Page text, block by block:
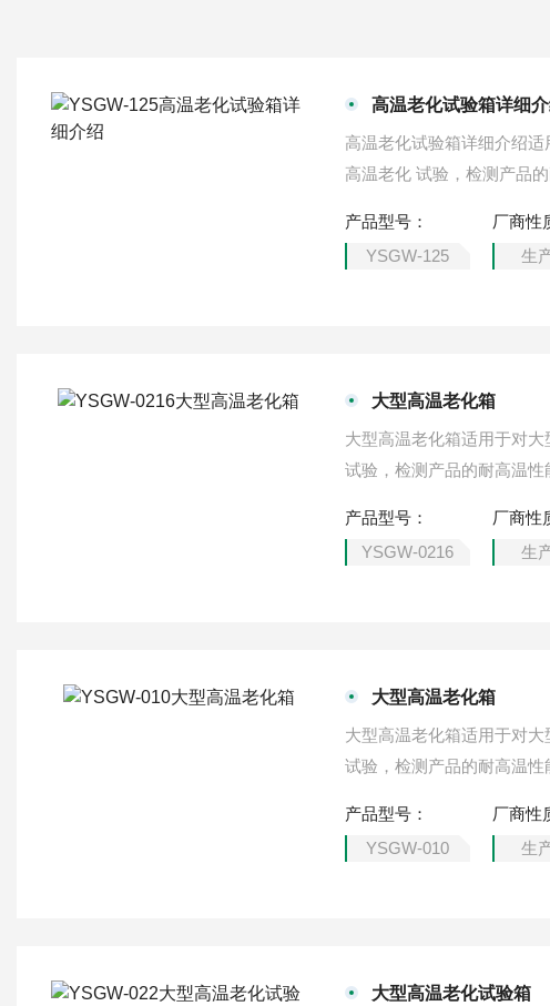
高温老化试验箱详细
高温老化试验箱详细介绍
高温老化 试验，检测产品
产品型号：
YSGW-125
厂商性
生
大型高温老化箱
大型高温老化箱适用于对
试验，检测产品的耐高温
产品型号：
YSGW-0216
厂商性
生
大型高温老化箱
大型高温老化箱适用于对
试验，检测产品的耐高温
老化试验。
产品型号：
YSGW-010
厂商性
生
大型高温老化试验箱